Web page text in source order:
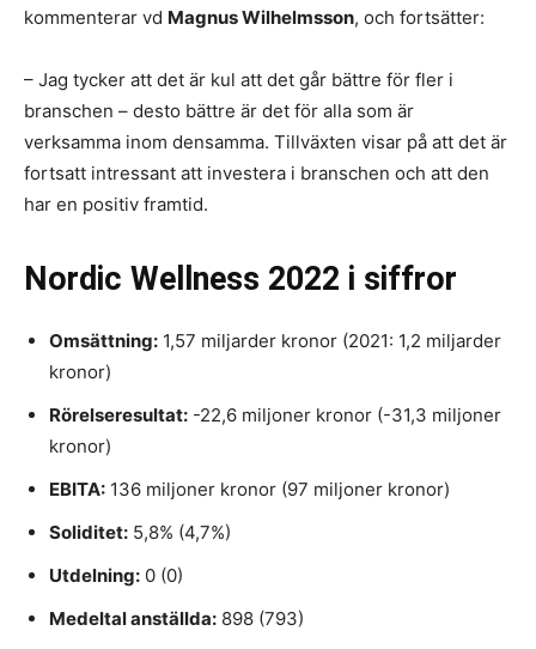
kommenterar vd Magnus Wilhelmsson, och fortsätter:
– Jag tycker att det är kul att det går bättre för fler i
branschen – desto bättre är det för alla som är
verksamma inom densamma. Tillväxten visar på att det är
fortsatt intressant att investera i branschen och att den
har en positiv framtid.
Nordic Wellness 2022 i siffror
Omsättning: 1,57 miljarder kronor (2021: 1,2 miljarder
kronor)
Rörelseresultat: -22,6 miljoner kronor (-31,3 miljoner
kronor)
EBITA: 136 miljoner kronor (97 miljoner kronor)
Soliditet: 5,8% (4,7%)
Utdelning: 0 (0)
Medeltal anställda: 898 (793)